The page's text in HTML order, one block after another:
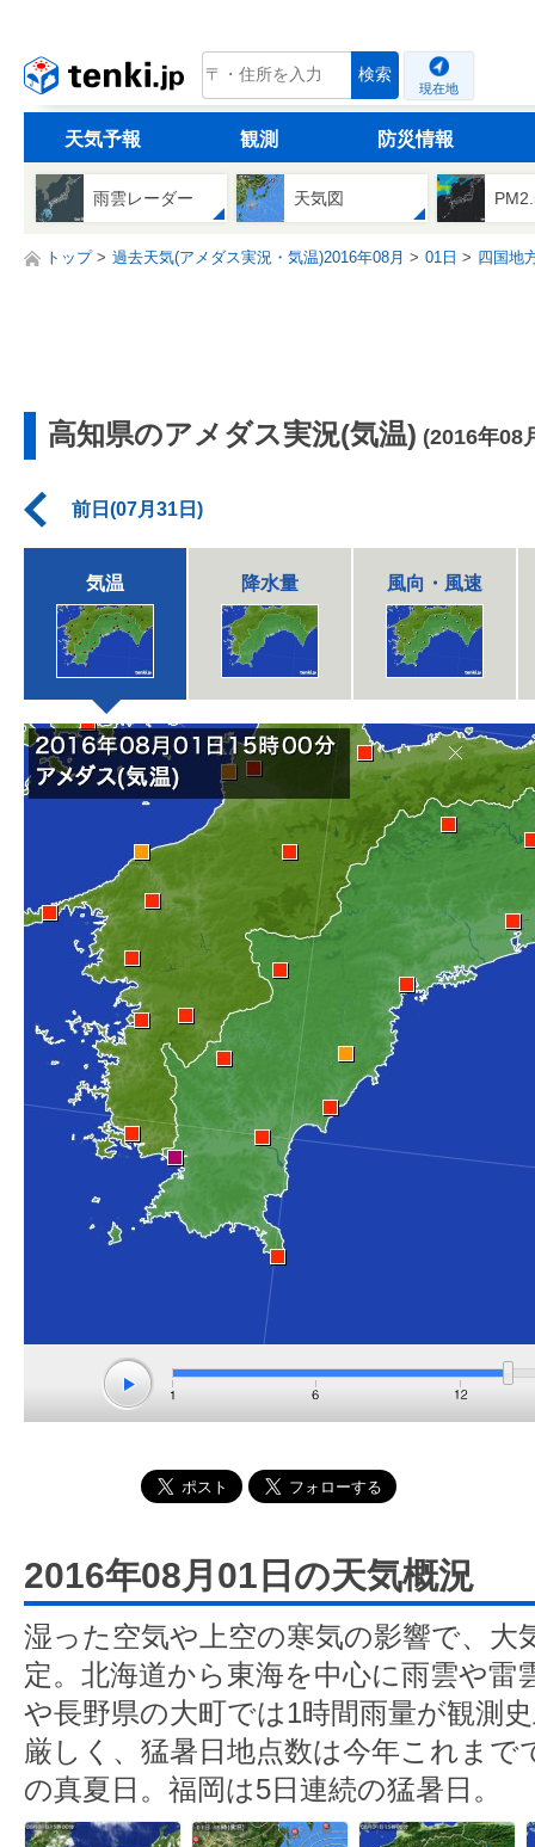
tenki.jp 検索
現在地
天気予報 観測 防災情報
雨雲レーダー 天気図
トップ 過去天気(アメダス実況・気温)2016年08月 01日 四国地
高知県のアメダス実況(気温) (2016年08
前日(07月31日)
気温 降水量 風向・風速
2016年08月01日の天気概況
湿った空気や上空の寒気の影響で、大
定。北海道から東海を中心に雨雲や雷
や長野県の大町では1時間雨量が観測
厳しく、猛暑日地点数は今年これまで
の真夏日。福岡は5日連続の猛暑日。